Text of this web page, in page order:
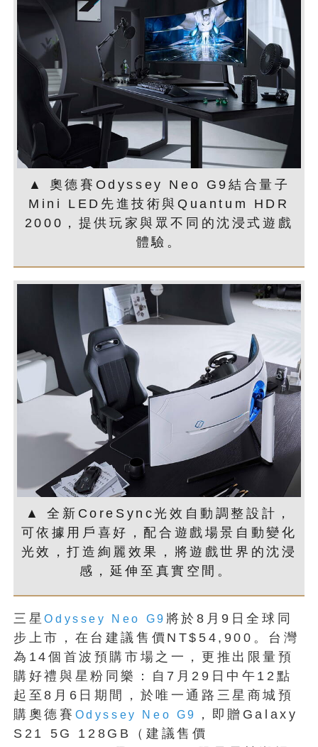
▲ 奧德賽Odyssey Neo G9結合量子
Mini LED先進技術與Quantum HDR
2000，提供玩家與眾不同的沈浸式遊戲
體驗。
▲ 全新CoreSync光效自動調整設計，
可依據用戶喜好，配合遊戲場景自動變化
光效，打造絢麗效果，將遊戲世界的沈浸
感，延伸至真實空間。
三星Odyssey Neo G9 將於8月9日全球同
步上市，在台建議售價NT$54,900。台灣
為14個首波預購市場之一，更推出限量預
購好禮與星粉同樂：自7月29日中午12點
起至8月6日期間，於唯一通路三星商城預
購奧德賽 Odyssey Neo G9
，即贈Galaxy
S21 5G 128GB（建議售價